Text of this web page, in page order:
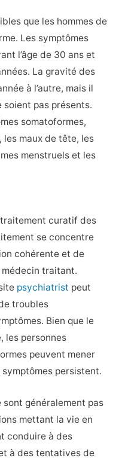
que les hommes de
Les symptômes
l’âge de 30 ans et
La gravité des
à l’autre, mais il
soient pas présents.
somatoformes,
maux de tête, les
menstruels et les
traitement curatif des
se concentre
cohérente et de
traitant.
psychiatrist peut
troubles
Bien que le
les personnes
peuvent mener
persistent.
généralement pas
mettant la vie en
conduire à des
à des tentatives de